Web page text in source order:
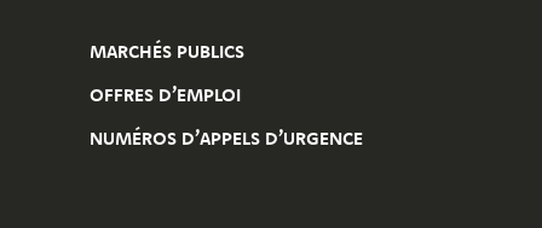
MARCHÉS PUBLICS
OFFRES D’EMPLOI
NUMÉROS D’APPELS D’URGENCE